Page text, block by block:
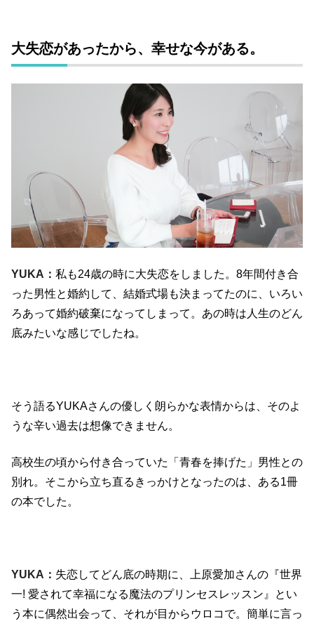
大失恋があったから、幸せな今がある。
YUKA： 私も24歳の時に大失恋をしました。8年間付き合
った男性と婚約して、結婚式場も決まってたのに、いろい
ろあって婚約破棄になってしまって。あの時は人生のどん
底みたいな感じでしたね。
そう語るYUKAさんの優しく朗らかな表情からは、そのよ
うな辛い過去は想像できません。
高校生の頃から付き合っていた「青春を捧げた」男性との
別れ。そこから立ち直るきっかけとなったのは、ある1冊
の本でした。
YUKA： 失恋してどん底の時期に、上原愛加さんの『世界
一! 愛されて幸福になる魔法のプリンセスレッスン』とい
う本に偶然出会って、それが目からウロコで。簡単に言っ